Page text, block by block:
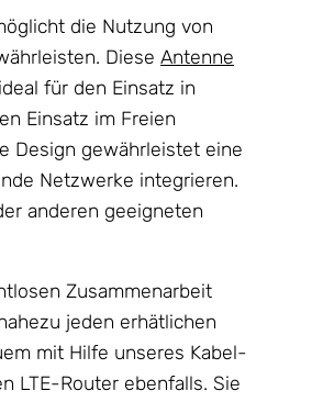
die Nutzung von
Diese Antenne
für den Einsatz in
Einsatz im Freien
Design gewährleistet eine
Netzwerke integrieren.
anderen geeigneten
Zusammenarbeit
jeden erhätlichen
mit Hilfe unseres Kabel-
LTE-Router ebenfalls. Sie